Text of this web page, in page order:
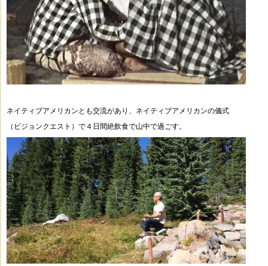
ネイティブアメリカンとも交流があり、ネイティブアメリカンの儀式
（ビジョンクエスト）で４日間絶飲食で山中で過ごす。